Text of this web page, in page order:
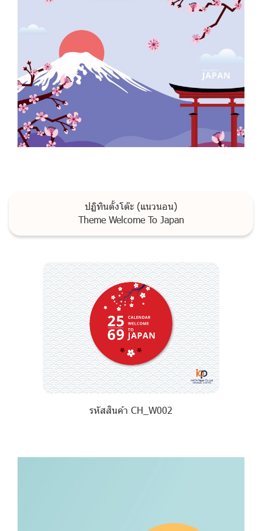
ปฏิทินตั้งโต๊ะ (แนวนอน)
Theme Welcome To Japan
รหัสสินค้า CH_W002